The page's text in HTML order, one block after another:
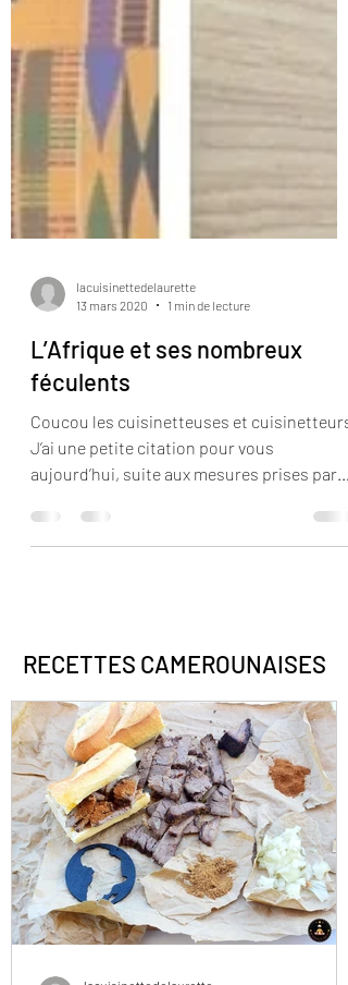
13 mars 2020
1 min de lecture
L’Afrique et ses nombreux
féculents
Coucou les cuisinetteuses et cuisinetteurs,
J’ai une petite citation pour vous
aujourd’hui, suite aux mesures prises par
RECETTES CAMEROUNAISES